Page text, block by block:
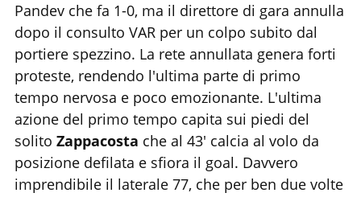
Pandev che fa 1-0, ma il direttore di gara annulla
dopo il consulto VAR per un colpo subito dal
portiere spezzino. La rete annullata genera forti
proteste, rendendo l'ultima parte di primo
tempo nervosa e poco emozionante. L'ultima
azione del primo tempo capita sui piedi del
solito Zappacosta che al 43' calcia al volo da
posizione defilata e sfiora il goal. Davvero
imprendibile il laterale 77, che per ben due volte